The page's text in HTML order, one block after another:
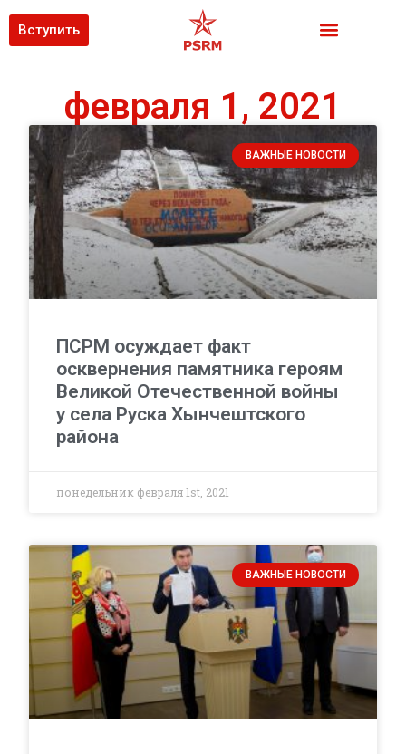
Вступить
февраля 1, 2021
ВАЖНЫЕ НОВОСТИ
ПСРМ осуждает факт
осквернения памятника героям
Великой Отечественной войны
у села Руска Хынчештского
района
понедельник февраля 1st, 2021
ВАЖНЫЕ НОВОСТИ